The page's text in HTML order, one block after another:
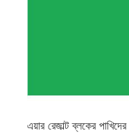
এয়ার রেজাল্ট ব্লকের